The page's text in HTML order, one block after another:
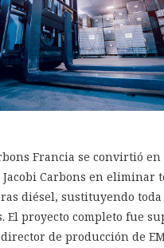
Francia se convirtió en
Carbons en eliminar
diésel, sustituyendo toda
El proyecto completo fue
de producción de